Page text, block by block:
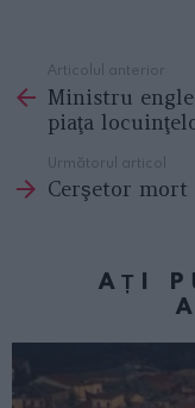
more
Articolul anterior
Ministru
piaţa
Următorul articol
Cerşetor
AȚI